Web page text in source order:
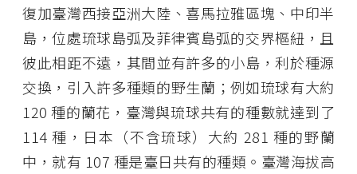
復加臺灣西接亞洲大陸、喜馬拉雅區塊、中印半
島，位處琉球島弧及菲律賓島弧的交界樞紐，且
彼此相距不遠，其間並有許多的小島，利於種源
交換，引入許多種類的野生蘭；例如琉球有大約
120 種的蘭花，臺灣與琉球共有的種數就達到了
114 種，日本（不含琉球）大約 281 種的野蘭
中，就有 107 種是臺日共有的種類。臺灣海拔高